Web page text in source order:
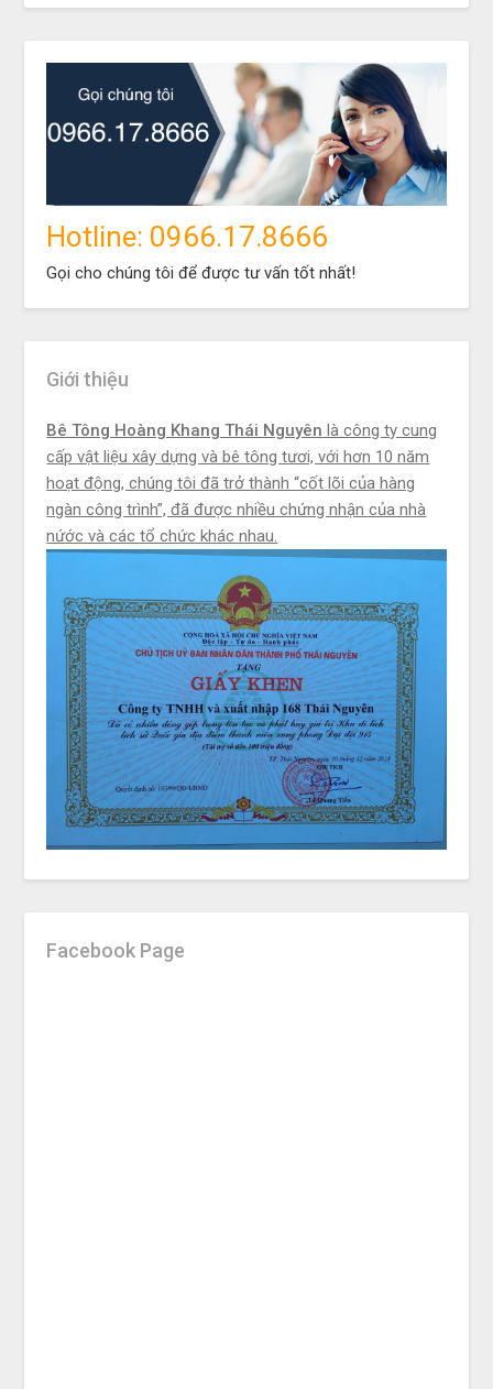
Hotline: 0966.17.8666
Gọi cho chúng tôi để được tư vấn tốt nhất!
Giới thiệu
Bê Tông Hoàng Khang Thái Nguyên là công ty cung
cấp vật liệu xây dựng và bê tông tươi, với hơn 10 năm
hoạt động, chúng tôi đã trở thành “cốt lõi của hàng
ngàn công trình”, đã được nhiều chứng nhận của nhà
nứớc và các tổ chức khác nhau.
Facebook Page